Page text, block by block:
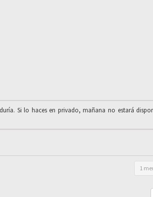
Si lo haces en privado, mañana no estará
1